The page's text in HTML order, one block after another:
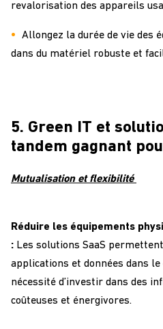
revalorisation des appareils
Allongez la durée de vie des
dans du matériel robuste et
5. Green IT et
tandem gagnant
Mutualisation et flexibilité
Réduire les équipements
: Les solutions SaaS
applications et données dans le
nécessité d’investir dans des
coûteuses et énergivores.